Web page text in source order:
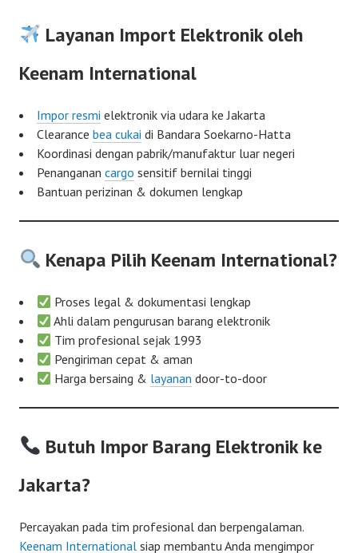
Layanan Import Elektronik oleh
Keenam International
Impor resmi elektronik via udara ke Jakarta
Clearance bea cukai di Bandara Soekarno-Hatta
Koordinasi dengan pabrik/manufaktur luar negeri
Penanganan cargo sensitif bernilai tinggi
Bantuan perizinan & dokumen lengkap
Kenapa Pilih Keenam International?
Proses legal & dokumentasi lengkap
Ahli dalam pengurusan barang elektronik
Tim profesional sejak 1993
Pengiriman cepat & aman
Harga bersaing & layanan door-to-door
Butuh Impor Barang Elektronik ke
Jakarta?
Percayakan pada tim profesional dan berpengalaman.
Keenam International siap membantu Anda mengimpor